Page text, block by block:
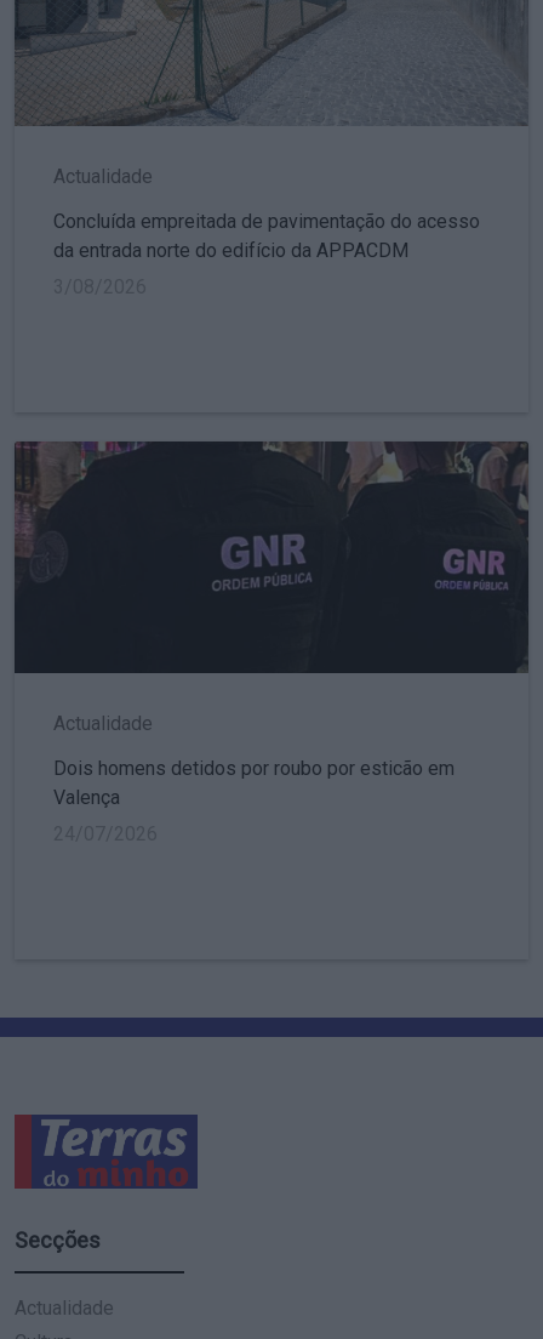
Actualidade
Concluída empreitada de pavimentação do acesso
da entrada norte do edifício da APPACDM
Actualidade
Dois homens detidos por roubo por esticão em
Valença
Secções
Actualidade